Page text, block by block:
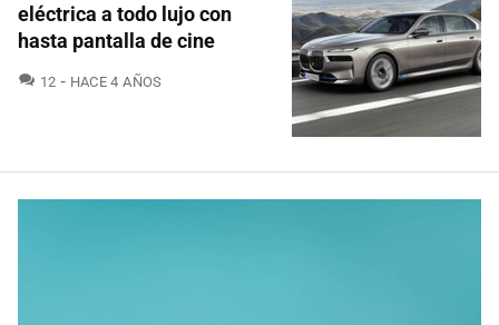
eléctrica a todo lujo con
hasta pantalla de cine
12 COMENTARIOS
HACE 4 AÑOS